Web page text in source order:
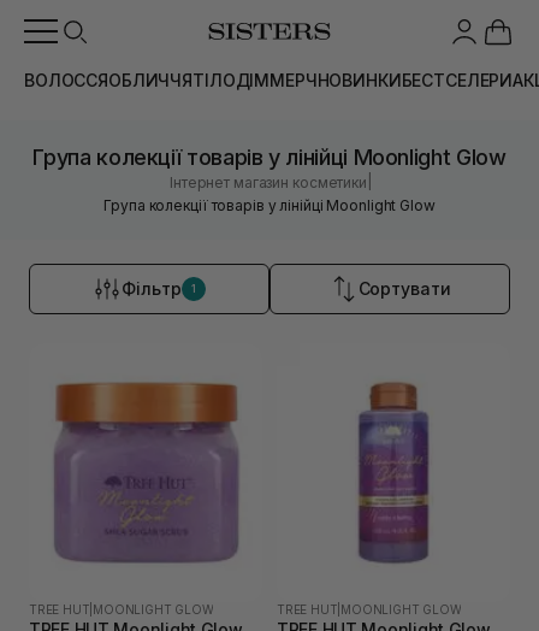
ВОЛОССЯОБЛИЧЧЯТІЛОДІММЕРЧНОВИНКИБЕСТСЕЛЕРИ
Група колекції товарів у лінійці Moonlight Glow
Інтернет магазин косметики
Група колекції товарів у лінійці Moonlight Glow
Фільтр 1 Сортувати
TREE HUT MOONLIGHT GLOW TREE HUT MOONLIGHT GLOW